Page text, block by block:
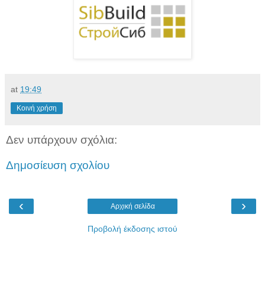
at 19:49
Κοινή χρήση
Δεν υπάρχουν σχόλια:
Δημοσίευση σχολίου
‹ ›
Αρχική σελίδα
Προβολή έκδοσης ιστού